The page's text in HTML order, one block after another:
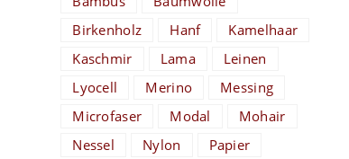
Birkenholz
Hanf
Kamelhaar
Kaschmir
Lama
Leinen
Lyocell
Merino
Messing
Microfaser
Modal
Mohair
Nessel
Nylon
Papier